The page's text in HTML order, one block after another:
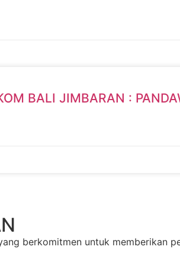
BALI JIMBARAN :
berkomitmen untuk